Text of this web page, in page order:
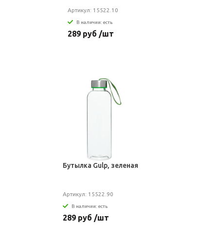
Артикул: 15522.10
В наличии: есть
289 руб /шт
Бутылка Gulp, зеленая
Артикул: 15522.90
В наличии: есть
289 руб /шт